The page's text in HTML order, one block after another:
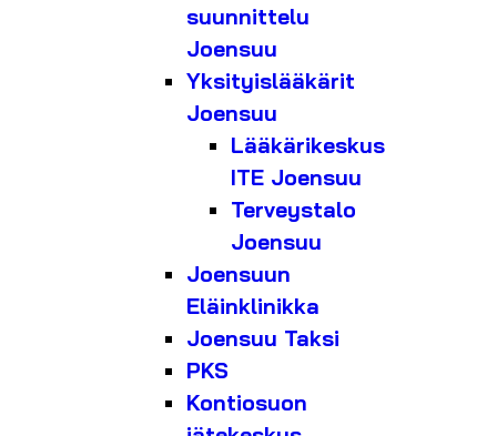
suunnittelu
Joensuu
Yksityislääkärit
Joensuu
Lääkärikeskus
ITE Joensuu
Terveystalo
Joensuu
Joensuun
Eläinklinikka
Joensuu Taksi
PKS
Kontiosuon